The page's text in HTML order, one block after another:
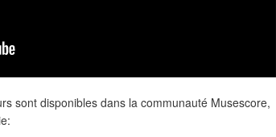
sont disponibles dans la communauté Musescore,